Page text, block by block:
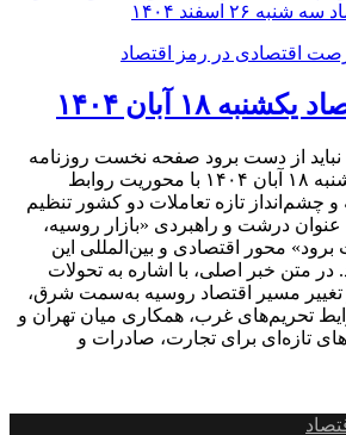
۲۶ اسفند ۱۴۰۴
۱۸ آبان ۱۴۰۴
از دست برود صفحه نخست روزنامه
رمز اقتصاد در تاریخ یکشنبه ۱۸ آبان ۱۴۰۴ با محوریت روابط
و چشم‌انداز تازه تعاملات دو کشور تنظیم
درشت و راهبردی «بازار روسیه،
محور اقتصادی و بین‌المللی این
متن خبر اصلی، با اشاره به تحولات
تغییر مسیر اقتصاد روسیه به‌سمت شرق،
تحریم‌های غرب، همکاری میان تهران و
تازه‌ای برای تجارت، صادرات و